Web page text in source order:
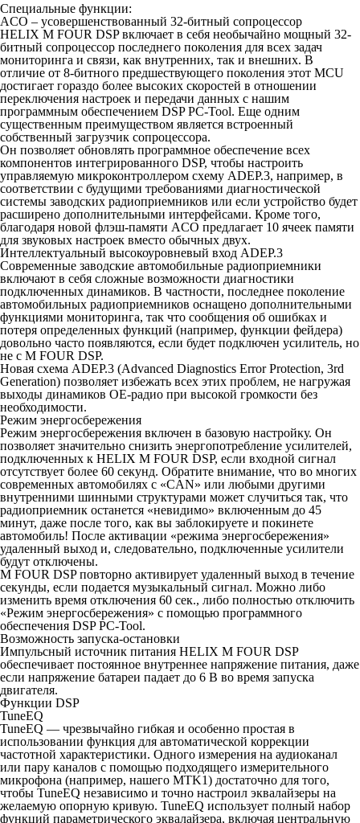
Специальные функции:
ACO – усовершенствованный 32-битный сопроцессор
HELIX M FOUR DSP включает в себя необычайно мощный 32-
битный сопроцессор последнего поколения для всех задач
мониторинга и связи, как внутренних, так и внешних. В
отличие от 8-битного предшествующего поколения этот MCU
достигает гораздо более высоких скоростей в отношении
переключения настроек и передачи данных с нашим
программным обеспечением DSP PC-Tool. Еще одним
существенным преимуществом является встроенный
собственный загрузчик сопроцессора.
Он позволяет обновлять программное обеспечение всех
компонентов интегрированного DSP, чтобы настроить
управляемую микроконтроллером схему ADEP.3, например, в
соответствии с будущими требованиями диагностической
системы заводских радиоприемников или если устройство будет
расширено дополнительными интерфейсами. Кроме того,
благодаря новой флэш-памяти ACO предлагает 10 ячеек памяти
для звуковых настроек вместо обычных двух.
Интеллектуальный высокоуровневый вход ADEP.3
Современные заводские автомобильные радиоприемники
включают в себя сложные возможности диагностики
подключенных динамиков. В частности, последнее поколение
автомобильных радиоприемников оснащено дополнительными
функциями мониторинга, так что сообщения об ошибках и
потеря определенных функций (например, функции фейдера)
довольно часто появляются, если будет подключен усилитель, но
не с M FOUR DSP.
Новая схема ADEP.3 (Advanced Diagnostics Error Protection, 3rd
Generation) позволяет избежать всех этих проблем, не нагружая
выходы динамиков OE-радио при высокой громкости без
необходимости.
Режим энергосбережения
Режим энергосбережения включен в базовую настройку. Он
позволяет значительно снизить энергопотребление усилителей,
подключенных к HELIX M FOUR DSP, если входной сигнал
отсутствует более 60 секунд. Обратите внимание, что во многих
современных автомобилях с «CAN» или любыми другими
внутренними шинными структурами может случиться так, что
радиоприемник останется «невидимо» включенным до 45
минут, даже после того, как вы заблокируете и покинете
автомобиль! После активации «режима энергосбережения»
удаленный выход и, следовательно, подключенные усилители
будут отключены.
M FOUR DSP повторно активирует удаленный выход в течение
секунды, если подается музыкальный сигнал. Можно либо
изменить время отключения 60 сек., либо полностью отключить
«Режим энергосбережения» с помощью программного
обеспечения DSP PC-Tool.
Возможность запуска-остановки
Импульсный источник питания HELIX M FOUR DSP
обеспечивает постоянное внутреннее напряжение питания, даже
если напряжение батареи падает до 6 В во время запуска
двигателя.
Функции DSP
TuneEQ
TuneEQ — чрезвычайно гибкая и особенно простая в
использовании функция для автоматической коррекции
частотной характеристики. Одного измерения на аудиоканал
или пару каналов с помощью подходящего измерительного
микрофона (например, нашего MTK1) достаточно для того,
чтобы TuneEQ независимо и точно настроил эквалайзеры на
желаемую опорную кривую. TuneEQ использует полный набор
функций параметрического эквалайзера, включая центральную